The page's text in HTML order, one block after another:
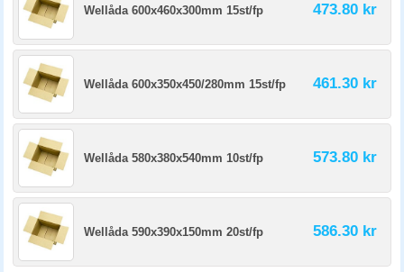
Wellåda 600x460x300mm 15st/fp 473.80 kr
Wellåda 600x350x450/280mm 15st/fp 461.30 kr
Wellåda 580x380x540mm 10st/fp 573.80 kr
Wellåda 590x390x150mm 20st/fp 586.30 kr